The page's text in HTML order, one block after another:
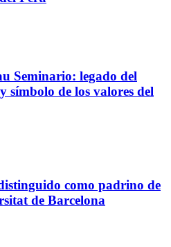
Seminario: legado del
símbolo de los valores del
como padrino de
de Barcelona